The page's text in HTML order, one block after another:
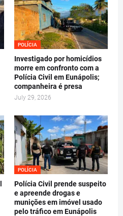
POLÍCIA
Investigado por homicídios
morre em confronto com a
Polícia Civil em Eunápolis;
companheira é presa
July 29, 2026
POLÍCIA
Polícia Civil prende suspeito
e apreende drogas e
munições em imóvel usado
pelo tráfico em Eunápolis